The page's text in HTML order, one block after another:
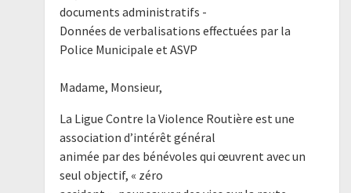
documents administratifs -
Données de verbalisations effectuées par la
Police Municipale et ASVP
Madame, Monsieur,
La Ligue Contre la Violence Routière est une
association d’intérêt général
animée par des bénévoles qui œuvrent avec un
seul objectif, « zéro